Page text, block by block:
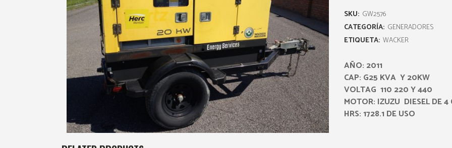
SKU: GW2576
CATEGORÍA: GENERADORES
ETIQUETA: WACKER
AÑO: 2011
CAP: G25 KVA Y 20KW
VOLTAG 110 220 Y 440
MOTOR: IZUZU DIESEL DE 4
HRS: 1728.1 DE USO